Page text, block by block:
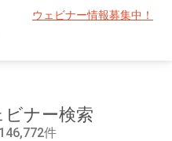
ウェビナー情報募集中！
ナー検索
件